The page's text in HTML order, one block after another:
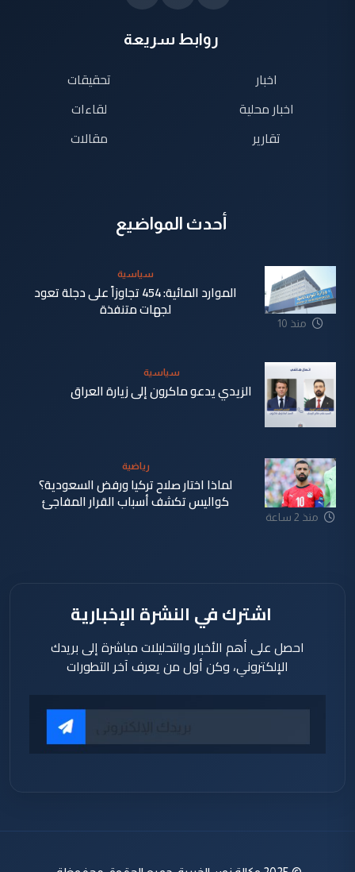
روابط سريعة
اخبار
اخبار محلية
تقارير
تحقيقات
لقاءات
مقالات
أحدث المواضيع
منذ 10
سياسية
الموارد المائية: 454 تجاوزاً على دجلة تعود
لجهات متنفذة
سياسية
الزيدي يدعو ماكرون إلى زيارة العراق
منذ 2 ساعة
رياضية
لماذا اختار صلاح تركيا ورفض السعودية؟
كواليس تكشف أسباب القرار المفاجئ
اشترك في النشرة الإخبارية
احصل على أهم الأخبار والتحليلات مباشرة إلى بريدك
الإلكتروني، وكن أول من يعرف آخر التطورات